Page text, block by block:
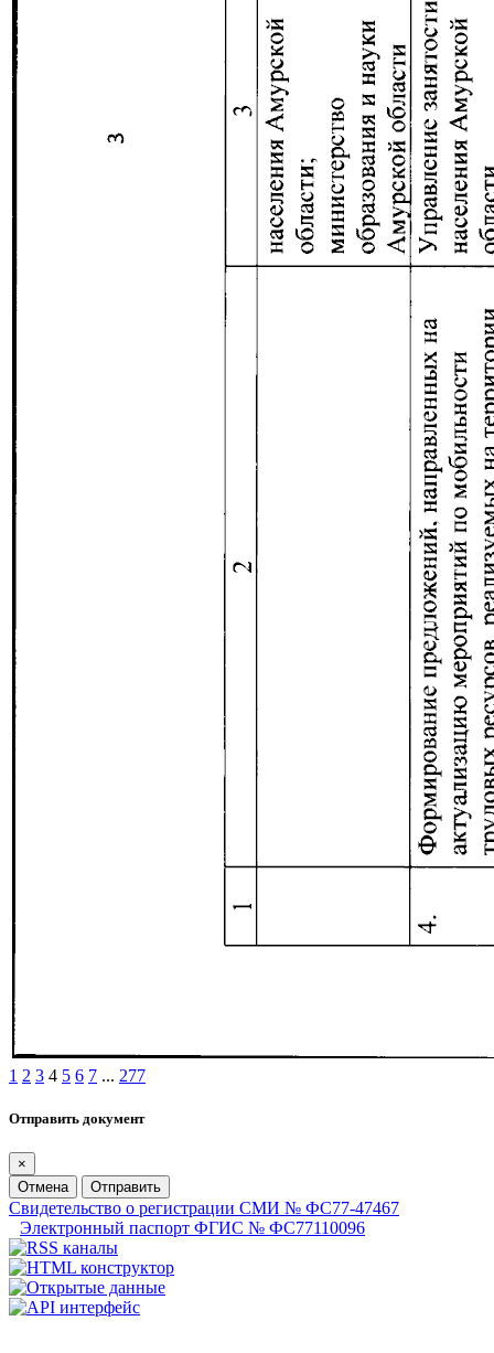
1 2 3 4 5 6 7 ... 277
Отправить документ
×
Отмена
Отправить
Свидетельство о регистрации СМИ № ФС77-47467
Электронный паспорт ФГИС № ФС77110096